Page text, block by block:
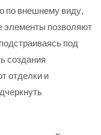
по внешнему виду,
элементы позволяют
под
создания
отделки и